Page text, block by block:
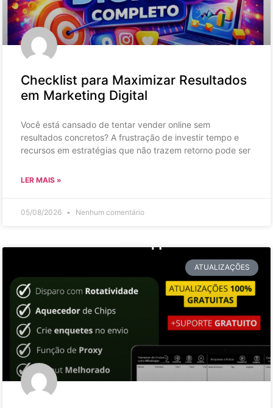
Checklist para Maximizar Resultados
em Marketing Digital
Você está cansado de tentar vender online sem
resultados concretos? A frustração de investir tempo e
recursos em estratégias que não trazem retorno pode ser
LER MAIS »
05/08/2026 Nenhum comentário
ATUALIZAÇÕES